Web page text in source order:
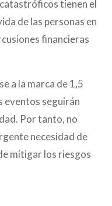
tienen el
de las personas en
financieras
a la marca de 1,5
eventos seguirán
Por tanto, no
necesidad de
mitigar los riesgos